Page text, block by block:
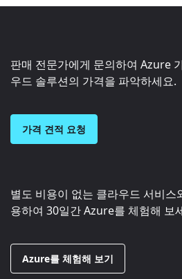
판매 전문가에게 문의하여 Azure
우드 솔루션의 가격을 파악하세요.
가격 견적 요청
별도 비용이 없는 클라우드 서비스
용하여 30일간 Azure를 체험해 보
Azure를 체험해 보기